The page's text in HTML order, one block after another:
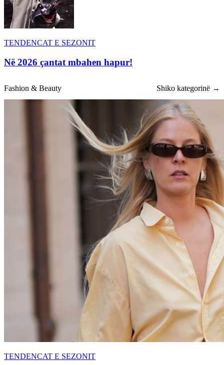
TENDENCAT E SEZONIT
Në 2026 çantat mbahen hapur!
Fashion & Beauty Shiko kategorinë →
TENDENCAT E SEZONIT